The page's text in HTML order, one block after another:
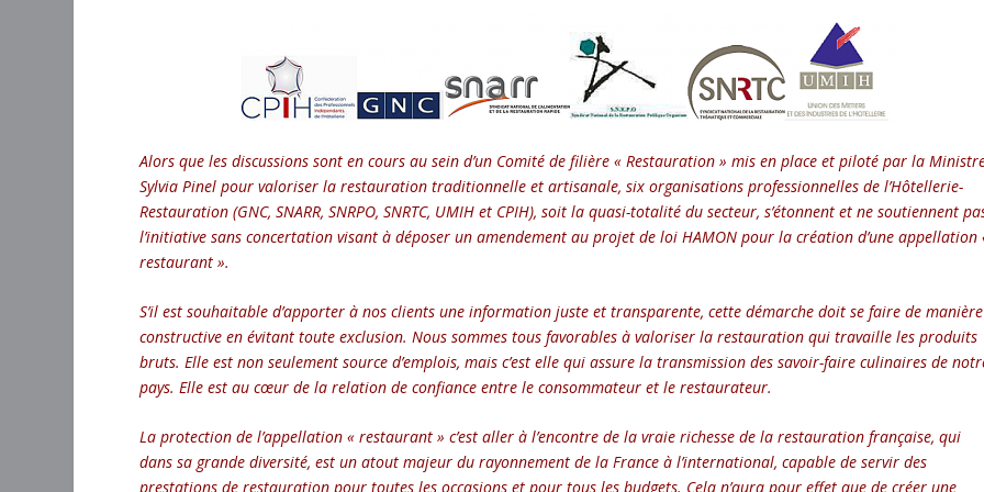
Alors que les discussions sont en cours au sein d’un Comité de filière « Restauration » mis en place et piloté par la
Sylvia Pinel pour valoriser la restauration traditionnelle et artisanale, six organisations professionnelles de l’Hôtellerie-
Restauration (GNC, SNARR, SNRPO, SNRTC, UMIH et CPIH), soit la quasi-totalité du secteur, s’étonnent et ne soutiennent
l’initiative sans concertation visant à déposer un amendement au projet de loi HAMON pour la création d’une appellation
restaurant ».
S’il est souhaitable d’apporter à nos clients une information juste et transparente, cette démarche doit se faire de manière
constructive en évitant toute exclusion. Nous sommes tous favorables à valoriser la restauration qui travaille les produits
bruts. Elle est non seulement source d’emplois, mais c’est elle qui assure la transmission des savoir-faire culinaires de
pays. Elle est au cœur de la relation de confiance entre le consommateur et le restaurateur.
La protection de l’appellation « restaurant » c’est aller à l’encontre de la vraie richesse de la restauration française, qui
dans sa grande diversité, est un atout majeur du rayonnement de la France à l’international, capable de servir des
prestations de restauration pour toutes les occasions et pour tous les budgets. Cela n’aura pour effet que de créer une